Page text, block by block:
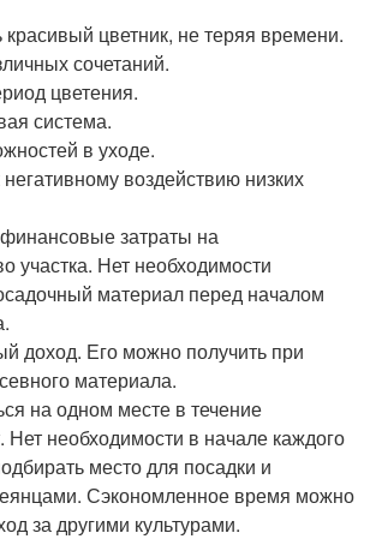
цветник, не теряя времени.
сочетаний.
цветения.
система.
в уходе.
негативному воздействию низких
затраты на
участка. Нет необходимости
материал перед началом
доход. Его можно получить при
материала.
на одном месте в течение
Нет необходимости в начале каждого
место для посадки и
Сэкономленное время можно
за другими культурами.